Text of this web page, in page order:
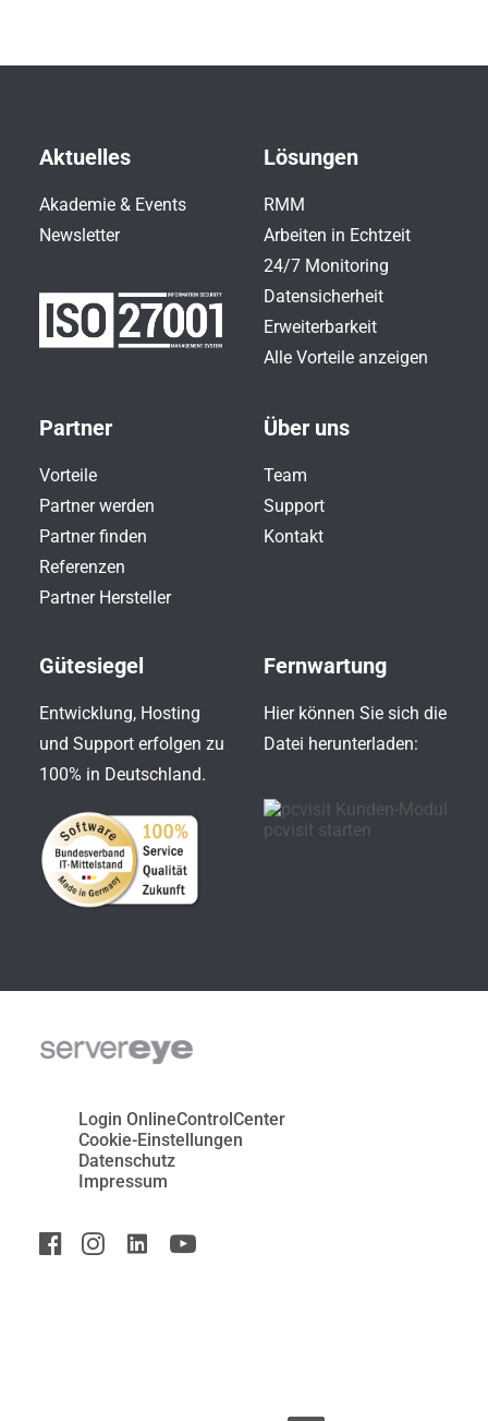
Aktuelles
Akademie & Events
Newsletter
Lösungen
RMM
Arbeiten in Echtzeit
24/7 Monitoring
Datensicherheit
Erweiterbarkeit
Alle Vorteile anzeigen
Partner
Vorteile
Partner werden
Partner finden
Referenzen
Partner Hersteller
Über uns
Team
Support
Kontakt
Gütesiegel
Entwicklung, Hosting
und Support erfolgen zu
100% in Deutschland.
Fernwartung
Hier können Sie sich die
Datei herunterladen:
Login OnlineControlCenter
Cookie-Einstellungen
Datenschutz
Impressum